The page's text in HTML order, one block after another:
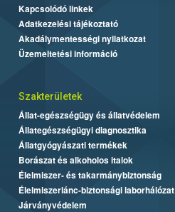
Kapcsolódó linkek
Adatkezelési tájékoztató
Akadálymentességi nyilatkozat
Üzemeltetési információ
Szakterületek
Állat-egészségügy és állatvédelem
Állategészségügyi diagnosztika
Állatgyógyászati termékek
Borászat és alkoholos italok
Élelmiszer- és takarmánybiztonság
Élelmiszerlánc-biztonsági laborhálózat
Járványvédelem